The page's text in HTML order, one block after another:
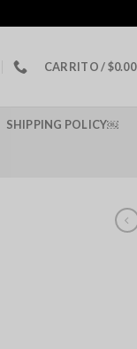
CARRITO /$0.00
SHIPPING POLICY￼